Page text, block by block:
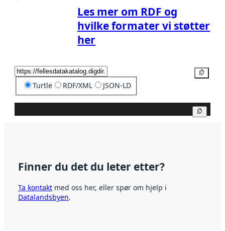
Les mer om RDF og
hvilke formater vi støtter
her
Turtle RDF/XML JSON-LD
Finner du det du leter etter?
Ta kontakt med oss her, eller spør om hjelp i
Datalandsbyen.